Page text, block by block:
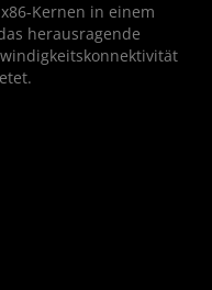
Kernen in einem
herausragende